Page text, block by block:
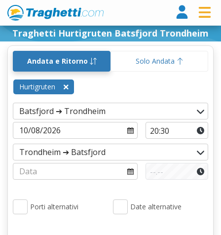
Traghetti Hurtigruten Batsfjord Trondheim
Andata e Ritorno Solo Andata
Hurtigruten
Porti alternativi Date alternative